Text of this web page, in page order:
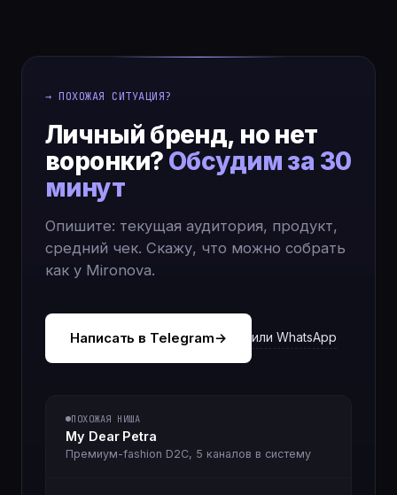
→ ПОХОЖАЯ СИТУАЦИЯ?
Личный бренд, но нет
воронки? Обсудим за 30
минут
Опишите: текущая аудитория, продукт,
средний чек. Скажу, что можно собрать
как у Mironova.
Написать в Telegram→ или WhatsApp
ПОХОЖАЯ НИША
My Dear Petra
Премиум-fashion D2C, 5 каналов в систему